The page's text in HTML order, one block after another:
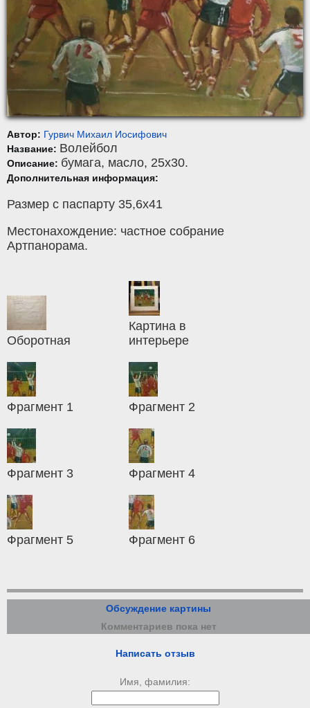
Автор: Гурвич Михаил Иосифович
Название: Волейбол
Описание: бумага, масло, 25x30.
Дополнительная информация:
Размер с паспарту 35,6х41
Местонахождение: частное собрание
Артпанорама.
Оборотная
Картина в
интерьере
Фрагмент 1 Фрагмент 2
Фрагмент 3 Фрагмент 4
Фрагмент 5 Фрагмент 6
Обсуждение картины
Комментариев пока нет
Написать отзыв
Имя, фамилия: